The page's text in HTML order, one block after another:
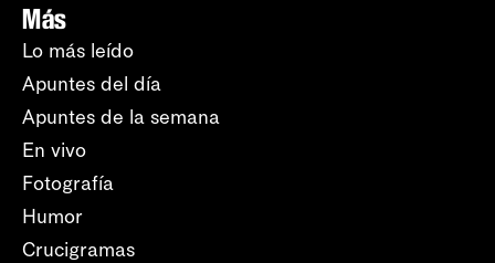
Más
Lo más leído
Apuntes del día
Apuntes de la semana
En vivo
Fotografía
Humor
Crucigramas